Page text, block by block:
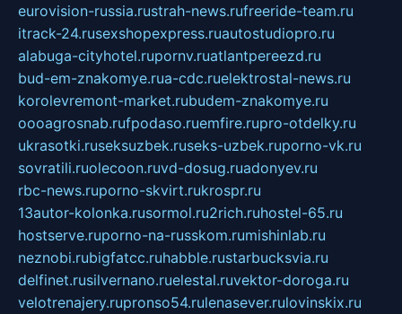
eurovision-russia.rustrah-news.rufreeride-team.ru
itrack-24.rusexshopexpress.ruautostudiopro.ru
alabuga-cityhotel.rupornv.ruatlantpereezd.ru
bud-em-znakomye.rua-cdc.ruelektrostal-news.ru
korolevremont-market.rubudem-znakomye.ru
oooagrosnab.rufpodaso.ruemfire.rupro-otdelky.ru
ukrasotki.ruseksuzbek.ruseks-uzbek.ruporno-vk.ru
sovratili.ruolecoon.ruvd-dosug.ruadonyev.ru
rbc-news.ruporno-skvirt.rukrospr.ru
13autor-kolonka.rusormol.ru2rich.ruhostel-65.ru
hostserve.ruporno-na-russkom.rumishinlab.ru
neznobi.rubigfatcc.ruhabble.rustarbucksvia.ru
delfinet.rusilvernano.ruelestal.ruvektor-doroga.ru
velotrenajery.rupronso54.rulenasever.rulovinskix.ru